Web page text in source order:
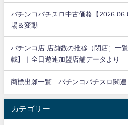
パチンコパチスロ中古価格【
場＆変動
パチンコ店 店舗数の推移（閉店）一
載】｜全日遊連加盟店舗データより
商標出願一覧｜パチンコパチスロ関連
カテゴリー